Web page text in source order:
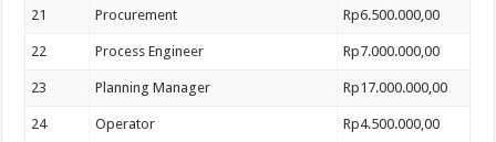
21 Procurement Rp6.500.000,00
22 Process Engineer Rp7.000.000,00
23 Planning Manager Rp17.000.000,00
24 Operator Rp4.500.000,00